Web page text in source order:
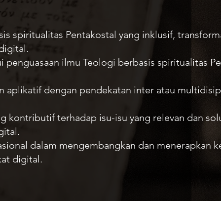
spiritualitas Pentakostal yang inklusif,
ilmu Teologi berbasis spiritualitas
dengan pendekatan inter atau
kontributif terhadap isu-isu yang relevan dan
dalam mengembangkan dan menerapkan
digital.